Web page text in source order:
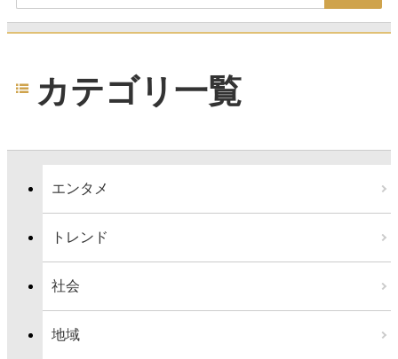
カテゴリ一覧
エンタメ
トレンド
社会
地域